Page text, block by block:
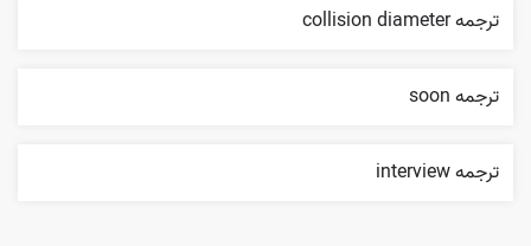
ترجمه collision diameter
ترجمه soon
ترجمه interview